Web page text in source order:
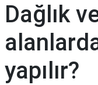
Dağlık
yapılır?